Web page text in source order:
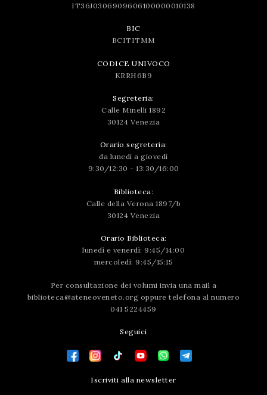
IT36J0306909606100000010138
BIC
BCITITMM
CODICE UNIVOCO
KRRH6B9
Segreteria:
Calle Minelli 1892
30124 Venezia
Orario segreteria:
da lunedì a giovedì
9:30/12:30 - 13:30/16:00
Biblioteca:
Calle della Verona 1897/b
30124 Venezia
Orario Biblioteca:
lunedì e venerdì: 9:45/14:00
mercoledì: 9:45/15:15
Per consultazione dei volumi invia una mail a
biblioteca@ateneoveneto.org oppure telefona al numero
041 5224459
Seguici
Iscriviti alla newsletter